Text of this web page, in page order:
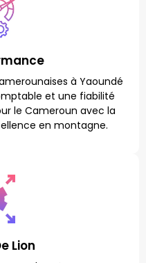
à Yaoundé
et une fiabilité
le Cameroun avec la
en montagne.
Lion